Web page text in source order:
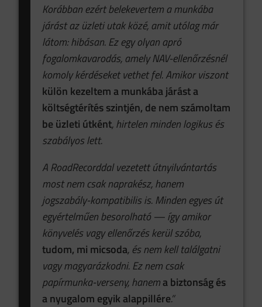
Korábban ezért belekevertem a munkába
járást az üzleti utak közé, amit utólag már
látom: hibásan. Ez egy olyan apró
fogalomkavarodás, amely NAV-ellenőrzésnél
komoly kérdéseket vethet fel. Amikor viszont
külön kezeltem a munkába járást a
költségtérítés szintjén, de nem számoltam
be üzleti útként, hirtelen minden logikus és
szabályos lett.
A RoadRecorddal vezetett útnyilvántartás
most nem csak naprakész, hanem
jogszabály-kompatibilis is. Minden egyes út
egyértelműen besorolható — így amikor
könyvelés vagy ellenőrzés kerül szóba,
tudom, mi micsoda, és nem kell találgatni
vagy magyarázkodni. Ez nem csak
papírmunka-verseny, hanema biztonság és
a nyugalom egyik alappillére.”